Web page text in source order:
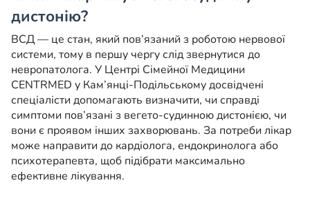
дистонію?
ВСД — це стан, який пов’язаний з роботою нервової
системи, тому в першу чергу слід звернутися до
невропатолога. У Центрі Сімейної Медицини
CENTRMED у Кам’янці-Подільському досвідчені
спеціалісти допомагають визначити, чи справді
симптоми пов’язані з вегето-судинною дистонією, чи
вони є проявом інших захворювань. За потреби лікар
може направити до кардіолога, ендокринолога або
психотерапевта, щоб підібрати максимально
ефективне лікування.